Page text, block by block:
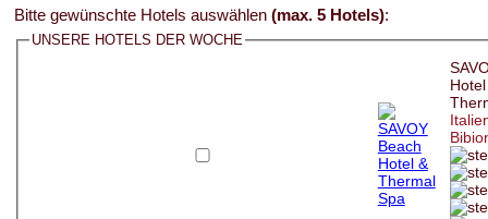
Bitte gewünschte Hotels auswählen (max. 5 Hotels):
UNSERE HOTELS DER WOCHE